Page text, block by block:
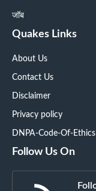
जॉब
Quakes Links
About Us
Contact Us
Disclaimer
Privacy policy
DNPA-Code-Of-Ethics
Follow Us On